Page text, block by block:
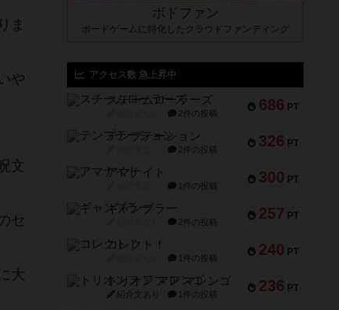
ま
や
文
セ
大
ボドファン
ボードゲームに特化したクラウドファンディング
アクセス数 急上昇中
686 PT
スチームローラーズ
2件の投稿
326 PT
テンプテーション
2件の投稿
300 PT
アマナイト
1件の投稿
257 PT
ギャンブラー
2件の投稿
240 PT
コレクト！
1件の投稿
236 PT
トリオンフ ア マレンゴ
紹介文あり 1件の投稿